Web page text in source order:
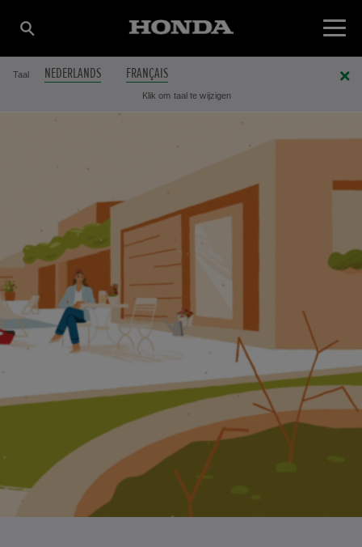
Taal NEDERLANDS FRANÇAIS
Klik om taal te wijzigen